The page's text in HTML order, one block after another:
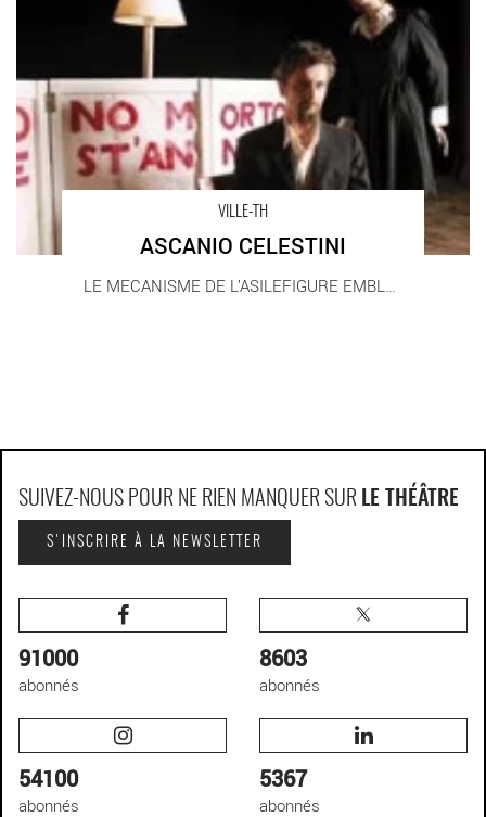
VILLE-TH
ASCANIO CELESTINI
SUIVEZ-NOUS POUR NE RIEN MANQUER SUR LE THÉÂTRE
S'INSCRIRE À LA NEWSLETTER
91000
abonnés
8603
abonnés
54100
abonnés
5367
abonnés